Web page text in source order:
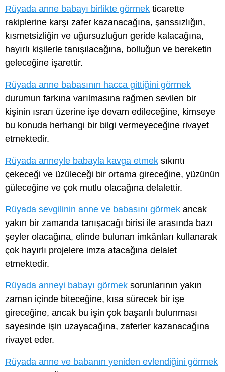
Rüyada anne babayı birlikte görmek ticarette
rakiplerine karşı zafer kazanacağına, şanssızlığın,
kısmetsizliğin ve uğursuzluğun geride kalacağına,
hayırlı kişilerle tanışılacağına, bolluğun ve bereketin
geleceğine işarettir.
Rüyada anne babasının hacca gittiğini görmek
durumun farkına varılmasına rağmen sevilen bir
kişinin ısrarı üzerine işe devam edileceğine, kimseye
bu konuda herhangi bir bilgi vermeyeceğine rivayet
etmektedir.
Rüyada anneyle babayla kavga etmek sıkıntı
çekeceği ve üzüleceği bir ortama gireceğine, yüzünün
güleceğine ve çok mutlu olacağına delalettir.
Rüyada sevgilinin anne ve babasını görmek ancak
yakın bir zamanda tanışacağı birisi ile arasında bazı
şeyler olacağına, elinde bulunan imkânları kullanarak
çok hayırlı projelere imza atacağına delalet
etmektedir.
Rüyada anneyi babayı görmek sorunlarının yakın
zaman içinde biteceğine, kısa sürecek bir işe
gireceğine, ancak bu işin çok başarılı bulunması
sayesinde işin uzayacağına, zaferler kazanacağına
rivayet eder.
Rüyada anne ve babanın yeniden evlendiğini görmek